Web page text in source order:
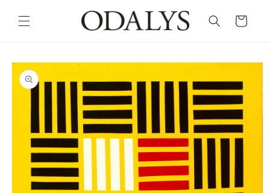
content
Cart
Skip to
product
information